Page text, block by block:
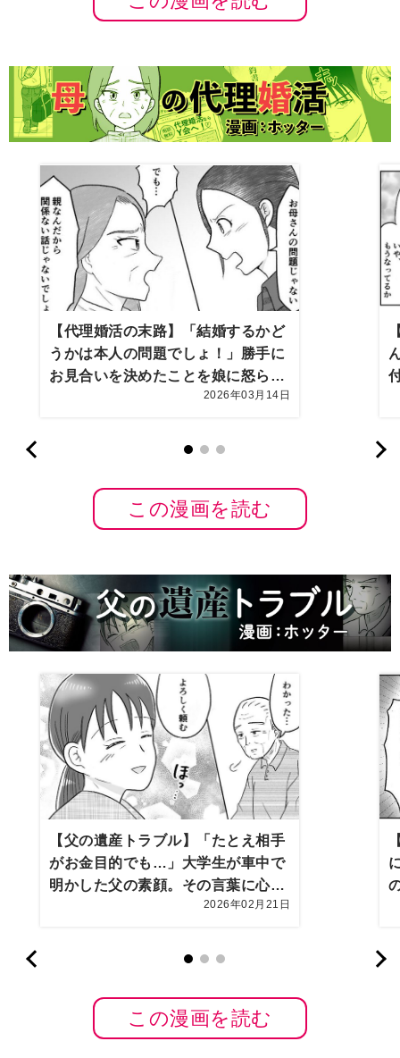
【代理婚活の末路】「結婚するかど
うかは本人の問題でしょ！」勝手に
お見合いを決めたことを娘に怒られ
た。息子も家を出て行ってしまい…
2026年03月14日
この漫画を読む
【父の遺産トラブル】「たとえ相手
がお金目的でも…」大学生が車中で
明かした父の素顔。その言葉に心動
かされ…【第10話まんが】2026年02月21日
この漫画を読む